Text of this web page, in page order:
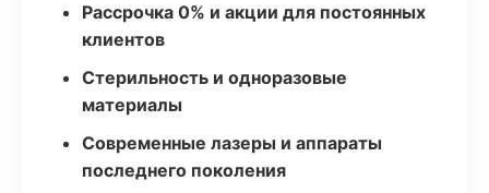
Рассрочка 0% и акции для постоянных
клиентов
Стерильность и одноразовые
материалы
Современные лазеры и аппараты
последнего поколения